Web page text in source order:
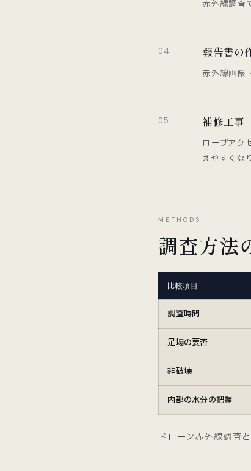
赤外線調査
04 報告書の
赤外線画像
05 補修工事
ロープアク
えやすくな
METHODS
調査方法
比較項目
調査時間
足場の要否
非破壊
内部の水分の把握
ドローン赤外線調査